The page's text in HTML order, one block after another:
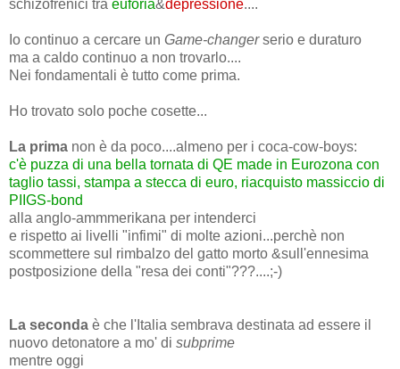
schizofrenici tra euforia&depressione....
Io continuo a cercare un Game-changerserio e duraturo
ma a caldo continuo a non trovarlo....
Nei fondamentali è tutto come prima.
Ho trovato solo poche cosette...
La prima non è da poco....almeno per i coca-cow-boys:
c'è puzza di una bella tornata di QE made in Eurozona con
taglio tassi, stampa a stecca di euro, riacquisto massiccio di
PIIGS-bond
alla anglo-ammmerikana per intenderci
e rispetto ai livelli "infimi" di molte azioni...perchè non
scommettere sul rimbalzo del gatto morto &sull'ennesima
postposizione della "resa dei conti"???....;-)
La seconda è che l'Italia sembrava destinata ad essere il
nuovo detonatore a mo' di subprime
mentre oggi